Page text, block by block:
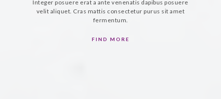
Integer posuere erat a ante venenatis dapibus posuere
velit aliquet. Cras mattis consectetur purus sit amet
fermentum.
FIND MORE